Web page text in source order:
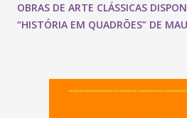
OBRAS DE ARTE CLÁSSICAS
“HISTÓRIA EM QUADRÕES” DE